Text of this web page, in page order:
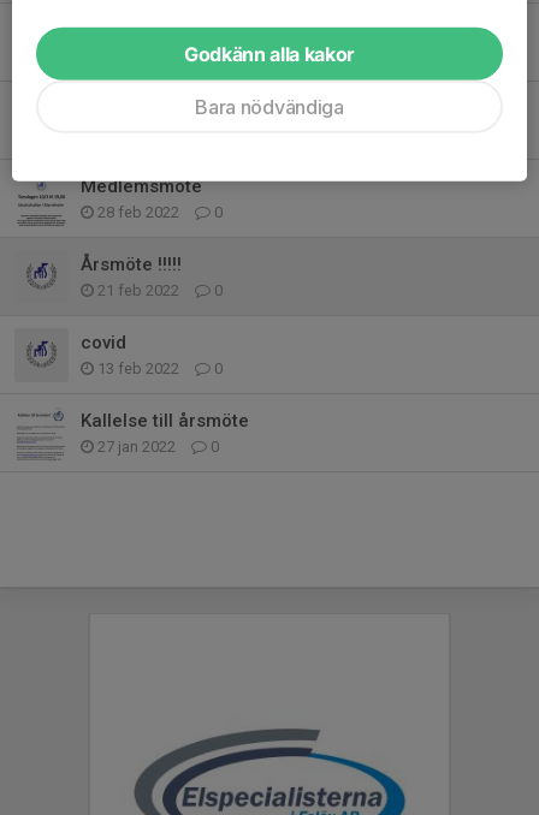
Först ut i vår presentation av styrelsen är:
0
Marieholms IS avgifter för 2022
Medlemsmöte
28 feb 2022 0
Årsmöte !!!!!
21 feb 2022 0
covid
13 feb 2022 0
Kallelse till årsmöte
27 jan 2022 0
Godkänn alla kakor
Bara nödvändiga